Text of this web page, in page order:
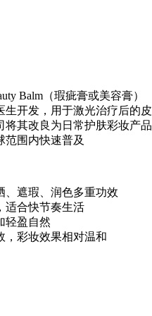
Balm（瑕疵膏或美容膏）
生开发，用于激光治疗后的
将其改良为日常护肤彩妆产品
范围内快速普及
、遮瑕、润色多重功效
适合快节奏生活
轻盈自然
，彩妆效果相对温和